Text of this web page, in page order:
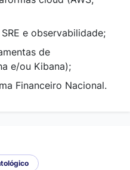
e observabilidade;
de
e/ou Kibana);
Financeiro Nacional.